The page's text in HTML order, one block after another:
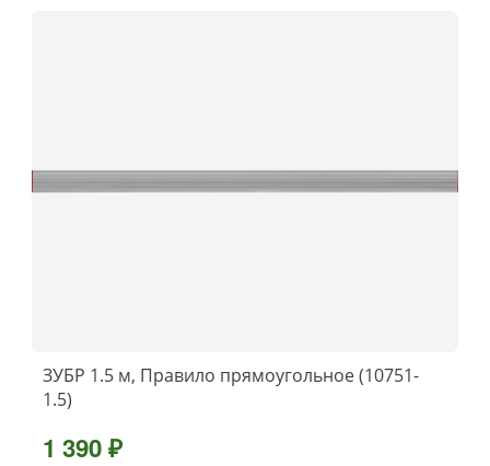
ЗУБР 1.5 м, Правило прямоугольное (10751-
1.5)
1 390 ₽